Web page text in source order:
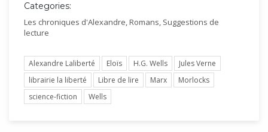
Categories:
Les chroniques d'Alexandre,Romans, Suggestions de
lecture
Alexandre Laliberté Eloïs H.G. Wells
Jules Verne
librairie la liberté
Libre de lire Marx
Morlocks
science-fiction
Wells